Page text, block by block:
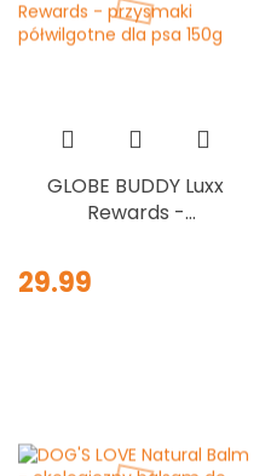
GLOBE BUDDY Luxx
Rewards -
półwilgotne dla psa
29.99